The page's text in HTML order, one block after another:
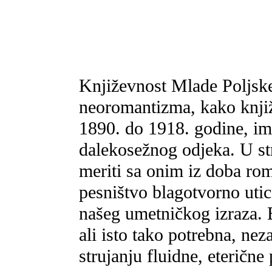
Književnost Mlade
neoromantizma, kako
1890. do 1918. godine,
dalekosežnog odjeka. U
meriti sa onim iz doba
pesništvo blagotvorno
našeg umetničkog
ali isto tako potrebna,
strujanju fluidne, eterične